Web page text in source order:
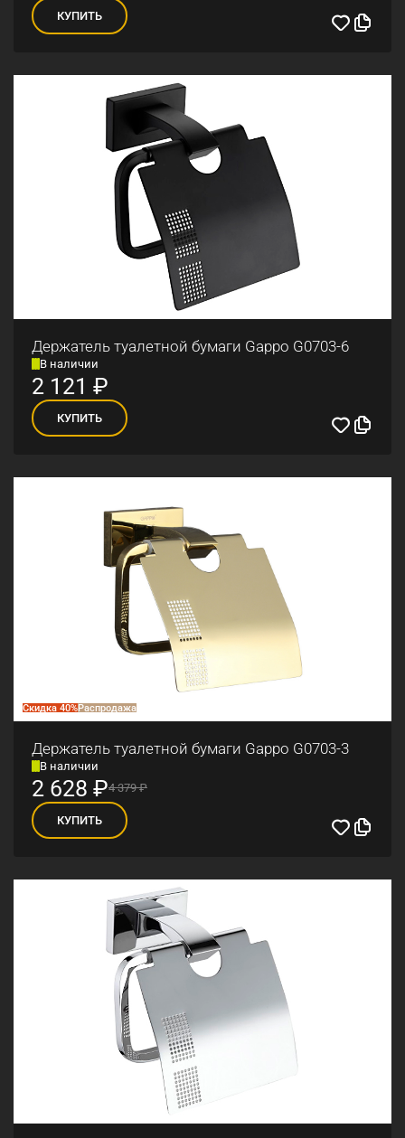
КУПИТЬ
Держатель туалетной бумаги Gappo G0703-6
В наличии
2 121 ₽
КУПИТЬ
Скидка 40%Распродажа
Держатель туалетной бумаги Gappo G0703-3
В наличии
2 628 ₽4 379₽
КУПИТЬ